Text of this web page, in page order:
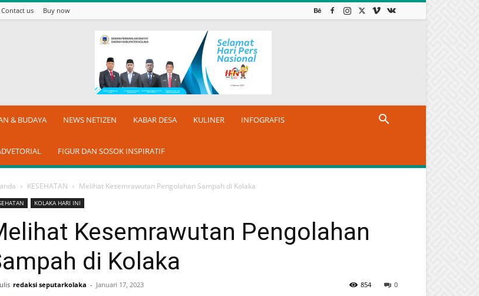
Contact us Buy now
& BUDAYA NEWS NETIZEN KABAR DESA KULINER INFOGRAFIS
FIGUR DAN SOSOK INSPIRATIF
KESEHATAN Melihat Kesemrawutan Pengolahan Sampah di Kolaka
KOLAKA HARI INI
Kesemrawutan Pengolahan
di Kolaka
redaksi seputarkolaka - Januari 17, 2023 0
854